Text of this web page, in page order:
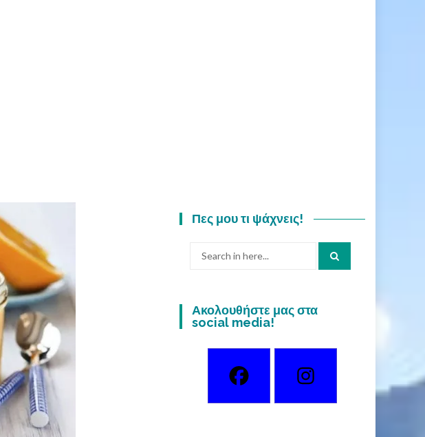
Πες μου τι ψάχνεις!
Ακολουθήστε μας στα
social media!